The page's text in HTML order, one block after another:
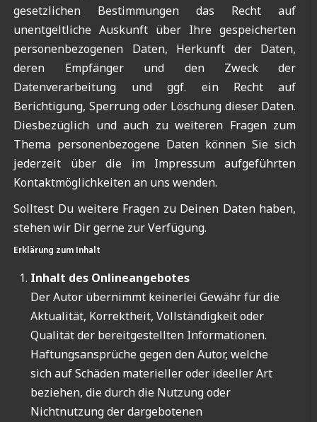
gesetzlichen Bestimmungen das Recht auf
unentgeltliche Auskunft über Ihre gespeicherten
personenbezogenen Daten, Herkunft der Daten,
deren Empfänger und den Zweck der
Datenverarbeitung und ggf. ein Recht auf
Berichtigung, Sperrung oder Löschung dieser Daten.
Diesbezüglich und auch zu weiteren Fragen zum
Thema personenbezogene Daten können Sie sich
jederzeit über die im Impressum aufgeführten
Kontaktmöglichkeiten an uns wenden.
Solltest Du weitere Fragen zu Deinen Daten haben,
stehen wir Dir gerne zur Verfügung.
Erklärung zum Inhalt
Inhalt des Onlineangebotes
Der Autor übernimmt keinerlei Gewähr für die
Aktualität, Korrektheit, Vollständigkeit oder
Qualität der bereitgestellten Informationen.
Haftungsansprüche gegen den Autor, welche
sich auf Schäden materieller oder ideeller Art
beziehen, die durch die Nutzung oder
Nichtnutzung der dargebotenen